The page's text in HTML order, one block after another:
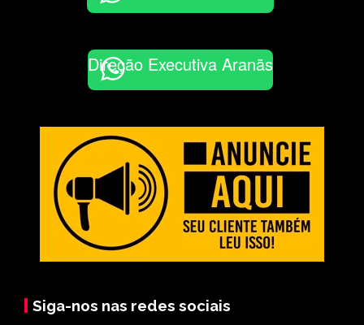
Direção Executiva Aranãs
Siga-nos nas redes sociais